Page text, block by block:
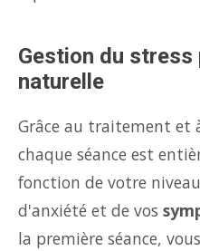
Gestion du
naturelle
Grâce au traitement et
chaque séance est
fonction de votre
d'anxiété et de vos
la première séance,